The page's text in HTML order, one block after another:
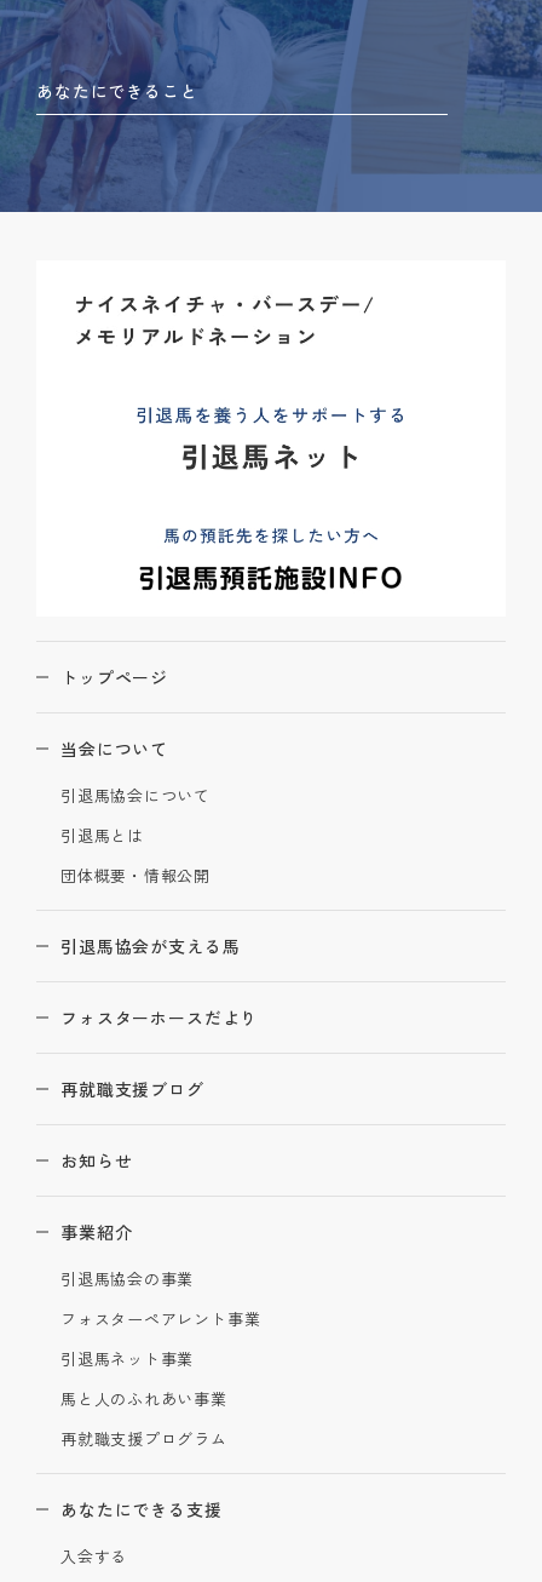
あなたにできること
トップページ
当会について
引退馬協会について
引退馬とは
団体概要・情報公開
引退馬協会が支える馬
フォスターホースだより
再就職支援ブログ
お知らせ
事業紹介
引退馬協会の事業
フォスターペアレント事業
引退馬ネット事業
馬と人のふれあい事業
再就職支援プログラム
あなたにできる支援
入会する